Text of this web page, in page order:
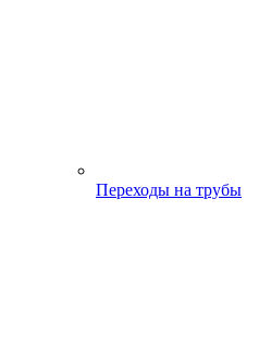
Переходы на трубы